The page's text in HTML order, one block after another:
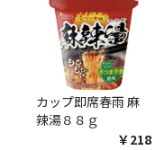
カップ即席春雨 麻
辣湯８８ｇ
￥218